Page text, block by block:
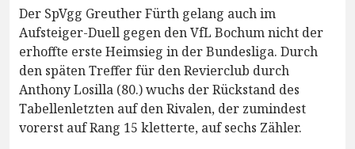
Der SpVgg Greuther Fürth gelang auch im
Aufsteiger-Duell gegen den VfL Bochum nicht der
erhoffte erste Heimsieg in der Bundesliga. Durch
den späten Treffer für den Revierclub durch
Anthony Losilla (80.) wuchs der Rückstand des
Tabellenletzten auf den Rivalen, der zumindest
vorerst auf Rang 15 kletterte, auf sechs Zähler.